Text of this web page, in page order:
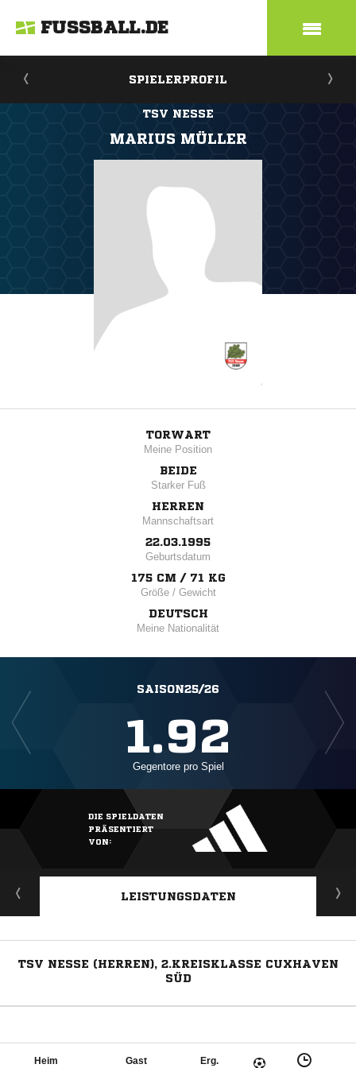
FUSSBALL.DE
SPIELERPROFIL
TSV NESSE
MARIUS MÜLLER
TORWART
Meine Position
BEIDE
Starker Fuß
HERREN
Mannschaftsart
22.03.1995
Geburtsdatum
175 CM / 71 KG
Größe / Gewicht
DEUTSCH
Meine Nationalität
SAISON25/26
1.92
Gegentore pro Spiel
DIE SPIELDATEN
PRÄSENTIERT
VON:
LEISTUNGSDATEN
TSV NESSE (HERREN), 2.KREISKLASSE CUXHAVEN
SÜD
Heim Gast Erg.